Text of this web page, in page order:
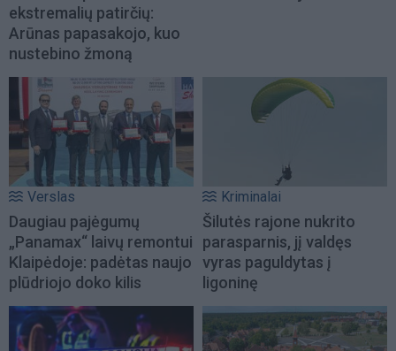
ekstremalių patirčių:
Arūnas papasakojo, kuo
nustebino žmoną
Verslas
Daugiau pajėgumų
„Panamax“ laivų remontui
Klaipėdoje: padėtas naujo
plūdriojo doko kilis
Kriminalai
Šilutės rajone nukrito
parasparnis, jį valdęs
vyras paguldytas į
ligoninę